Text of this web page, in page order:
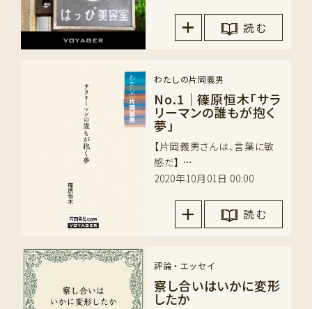
読 む
わたしの片岡義男
No.1｜篠原恒木「サラ
リーマンの誰もが抱く
夢」
【片岡義男さんは、言葉に敏
感だ】 …
2020年10月01日 00:00
読 む
評論・エッセイ
察し合いはいかに変形
したか